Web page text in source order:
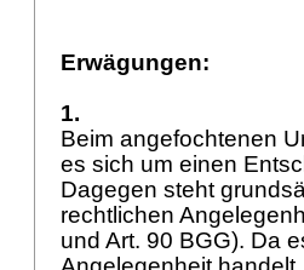
Erwägungen:
1.
Beim angefochtenen
es sich um einen
Dagegen steht
rechtlichen
und Art. 90 BGG). Da